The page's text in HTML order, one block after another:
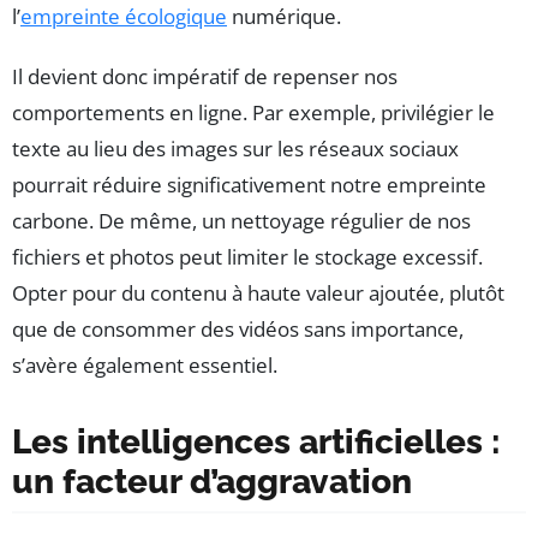
l’empreinte écologique numérique.
Il devient donc impératif de repenser nos
comportements en ligne. Par exemple, privilégier le
texte au lieu des images sur les réseaux sociaux
pourrait réduire significativement notre empreinte
carbone. De même, un nettoyage régulier de nos
fichiers et photos peut limiter le stockage excessif.
Opter pour du contenu à haute valeur ajoutée, plutôt
que de consommer des vidéos sans importance,
s’avère également essentiel.
Les intelligences artificielles :
un facteur d’aggravation